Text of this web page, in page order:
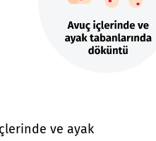
ve ayak